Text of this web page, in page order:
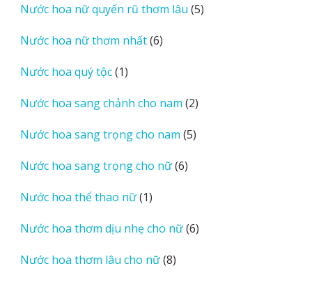
phẩm
Nước hoa nữ quyến rũ thơm lâu 55
Nước hoa nữ thơm nhất 66
Nước hoa quý tộc 11
phẩm
Nước hoa sang chảnh cho nam 22
phẩm
Nước hoa sang trọng cho nam 55
Nước hoa sang trọng cho nữ 66
Nước hoa thể thao nữ 11
phẩm
Nước hoa thơm dịu nhẹ cho nữ 66
Nước hoa thơm lâu cho nữ 88